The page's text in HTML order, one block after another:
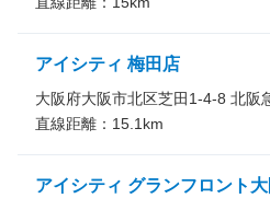
アイシティ 梅田店
大阪府大阪市北区芝田1-4-8 北阪
直線距離： 15.1 km
アイシティ グランフロント